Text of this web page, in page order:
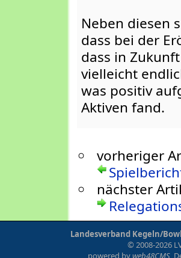
Neben diesen
dass bei der
dass in
vielleicht
was positiv
Aktiven fand.
vorheriger
nächster
Landesverband Kegeln/
© 2008-2026
powered byweb48CMS ,